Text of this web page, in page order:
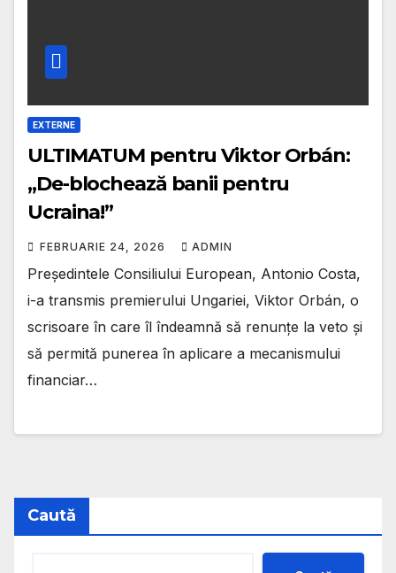
EXTERNE
ULTIMATUM pentru Viktor Orbán:
„De-blochează banii pentru
Ucraina!”
FEBRUARIE 24, 2026 ADMIN
Președintele Consiliului European, Antonio Costa,
i-a transmis premierului Ungariei, Viktor Orbán, o
scrisoare în care îl îndeamnă să renunțe la veto și
să permită punerea în aplicare a mecanismului
financiar…
Caută